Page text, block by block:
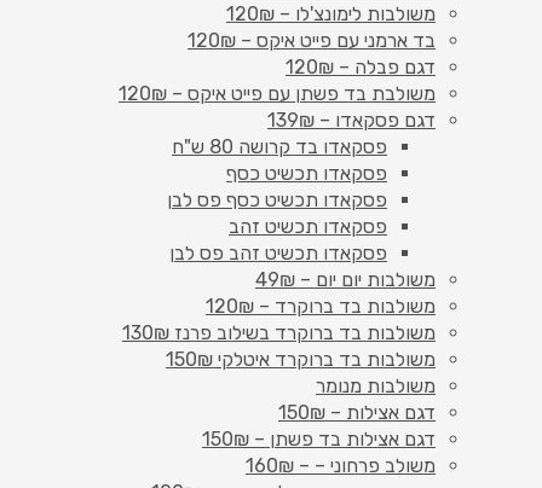
משולבות לימונצ'לו – 120₪
בד ארמני עם פייט איקס – 120₪
דגם פבלה – 120₪
משולבת בד פשתן עם פייט איקס – 120₪
דגם פסקאדו – 139₪
פסקאדו בד קרושה 80 ש"ח
פסקאדו תכשיט כסף
פסקאדו תכשיט כסף פס לבן
פסקאדו תכשיט זהב
פסקאדו תכשיט זהב פס לבן
משולבות יום יום – 49₪
משולבות בד ברוקרד – 120₪
משולבות בד ברוקרד בשילוב פרנז 130₪
משולבות בד ברוקרד איטלקי 150₪
משולבות מנומר
דגם אצילות – 150₪
דגם אצילות בד פשתן – 150₪
משולב פרחוני – – 160₪